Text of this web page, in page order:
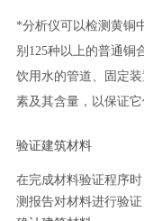
*分析仪可以检测黄铜
别 125种以上的普通铜
饮用水的管道、固定
素及其含量，以保证
验证建筑材料
在完成材料验证程序时
测报告对材料进行验